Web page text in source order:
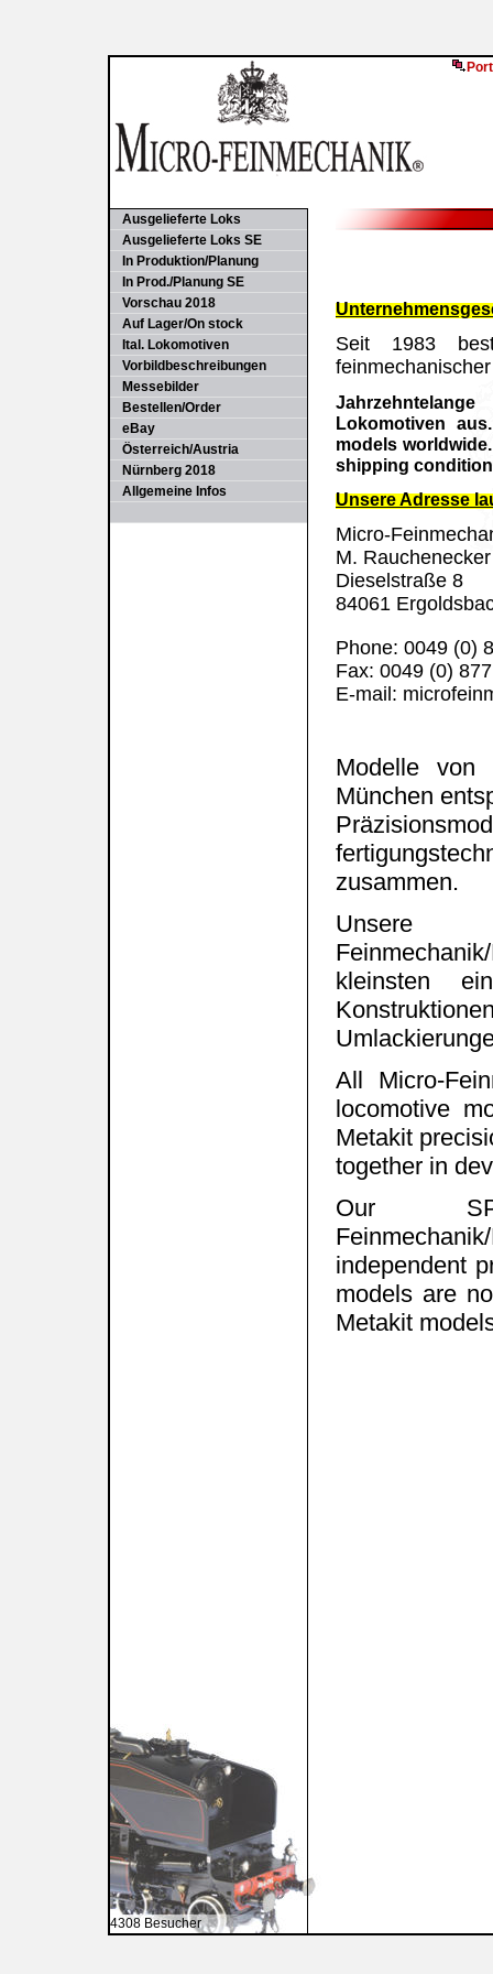
Ausgelieferte Loks
Ausgelieferte Loks SE
In Produktion/Planung
In Prod./Planung SE
Vorschau 2018
Auf Lager/On stock
Ital. Lokomotiven
Vorbildbeschreibungen
Messebilder
Bestellen/Order
eBay
Österreich/Austria
Nürnberg 2018
Allgemeine Infos
Seit 1983
Lokomotiven
models
shipping
Unsere Adresse
Micro-
M. Rauchenecker
Dieselstraße 8
84061
Phone: 0049 (0)
Fax: 0049 (0)
E-mail:
Modelle von
München
zusammen.
Unsere
kleinsten
All Micro-
locomotive
Metakit
together in
Our
independent
models are
Metakit
4308 Besucher